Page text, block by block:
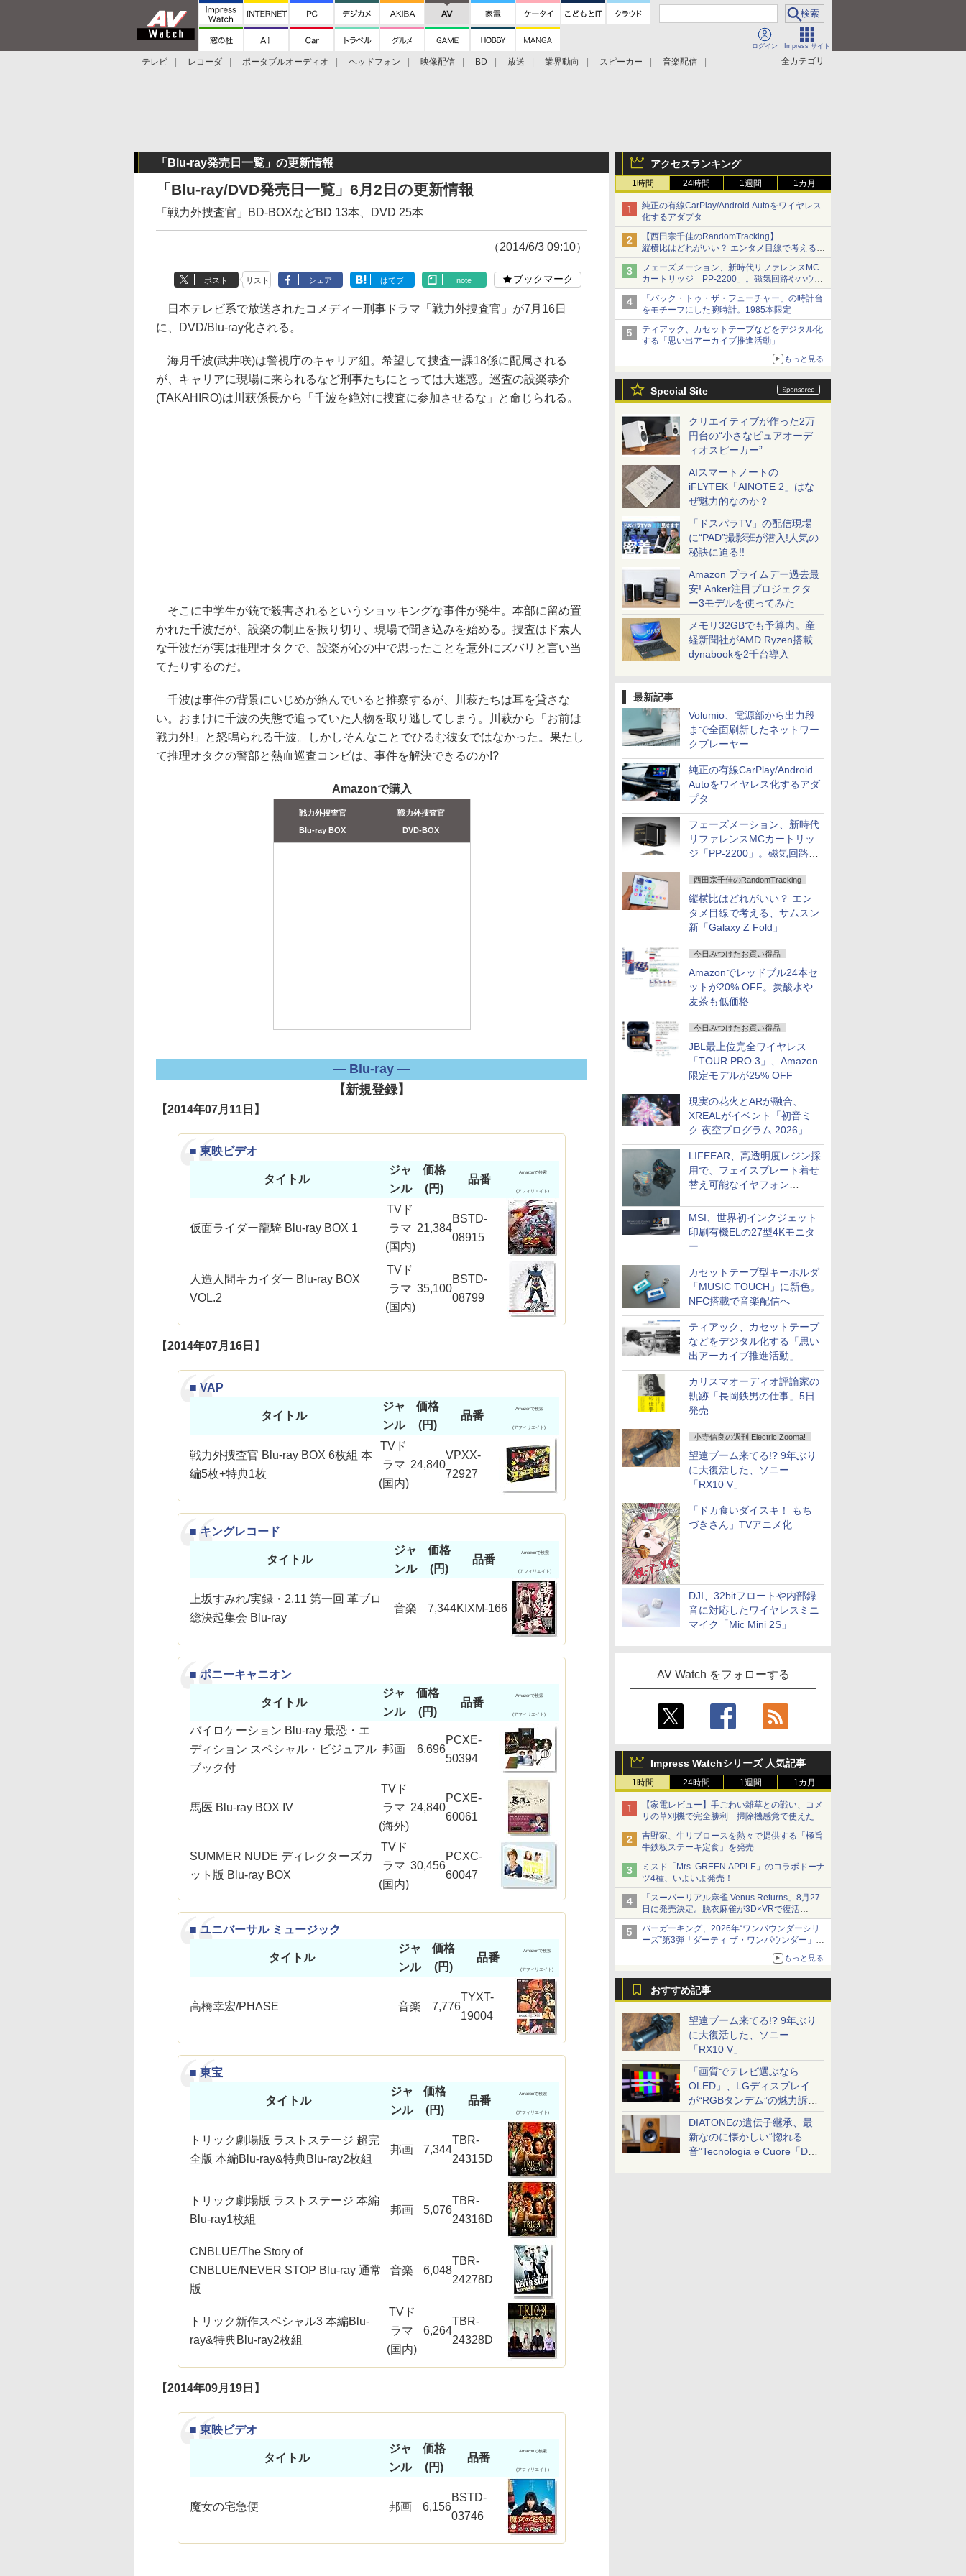
ログイン Impress サイト
全カテゴリ
テレビ レコーダ ポータブルオーディオ ヘッドフォン 映像配信 BD 放送 業界動向 スピーカー
音楽配信
アクセスランキング
1時間 24時間 1週間 1カ月
純正の有線CarPlay/Android Autoをワイヤレス
化するアダプタ
【西田宗千佳のRandomTracking】
縦横比はどれがいい？ エンタメ目線で考える、
サムスン新「Galaxy Z Fold」
フェーズメーション、新時代リファレンスMC
カートリッジ「PP-2200」。磁気回路やハウジ
ングを根本から見直し
「バック・トゥ・ザ・フューチャー」の時計台
をモチーフにした腕時計。1985本限定
ティアック、カセットテープなどをデジタル化
する「思い出アーカイブ推進活動」
もっと見る
Special Site
クリエイティブが作った2万
円台の“小さなピュアオーデ
ィオスピーカー”
AIスマートノートの
iFLYTEK「AINOTE 2」はな
ぜ魅力的なのか？
「ドスパラTV」の配信現場
に“PAD”撮影班が潜入!人気の
秘訣に迫る!!
Amazon プライムデー過去最
安! Anker注目プロジェクタ
ー3モデルを使ってみた
メモリ32GBでも予算内。産
経新聞社がAMD Ryzen搭載
dynabookを2千台導入
最新記事
Volumio、電源部から出力段
まで全面刷新したネットワー
クプレーヤー
「Primo（2026）」
純正の有線CarPlay/Android
Autoをワイヤレス化するアダ
プタ
フェーズメーション、新時代
リファレンスMCカートリッ
ジ「PP-2200」。磁気回路や
ハウジングを根本から見直し
西田宗千佳のRandomTracking
縦横比はどれがいい？ エン
タメ目線で考える、サムスン
新「Galaxy Z Fold」
今日みつけたお買い得品
Amazonでレッドブル24本セ
ットが20% OFF。炭酸水や
麦茶も低価格
今日みつけたお買い得品
JBL最上位完全ワイヤレス
「TOUR PRO 3」、Amazon
限定モデルが25% OFF
現実の花火とARが融合、
XREALがイベント「初音ミ
ク 夜空プログラム 2026」
LIFEEAR、高透明度レジン採
用で、フェイスプレート着せ
替え可能なイヤフォン
MSI、世界初インクジェット
印刷有機ELの27型4Kモニタ
ー
カセットテープ型キーホルダ
「MUSIC TOUCH」に新色。
NFC搭載で音楽配信へ
ティアック、カセットテープ
などをデジタル化する「思い
出アーカイブ推進活動」
カリスマオーディオ評論家の
軌跡「長岡鉄男の仕事」5日
発売
小寺信良の週刊 Electric Zooma!
望遠ブーム来てる!? 9年ぶり
に大復活した、ソニー
「RX10 V」
「ドカ食いダイスキ！ もち
づきさん」TVアニメ化
DJI、32bitフロートや内部録
音に対応したワイヤレスミニ
マイク「Mic Mini 2S」
AV Watch をフォローする
Impress Watchシリーズ 人気記事
1時間 24時間 1週間 1カ月
【家電レビュー】手ごわい雑草との戦い、コメ
リの草刈機で完全勝利 掃除機感覚で使えた
吉野家、牛リブロースを熱々で提供する「極旨
牛鉄板ステーキ定食」を発売
ミスド「Mrs. GREEN APPLE」のコラボドーナ
ツ4種、いよいよ発売！
「スーパーリアル麻雀 Venus Returns」8月27
日に発売決定。脱衣麻雀が3D×VRで復活
発売から2週間は20%オフになるセールが実施
バーガーキング、2026年“ワンパウンダーシリ
ーズ”第3弾「ダーティ ザ・ワンパウンダー」を
「特製ガーリックマヨソース」を使用した超大
もっと見る
おすすめ記事
望遠ブーム来てる!? 9年ぶり
に大復活した、ソニー
「RX10 V」
「画質でテレビ選ぶなら
OLED」、LGディスプレイ
が“RGBタンデム”の魅力訴
求。液晶とのガチ比較も
DIATONEの遺伝子継承、最
新なのに懐かしい“惚れる
音”Tecnologia e Cuore「DS-
「Blu-ray発売日一覧」の更新情報
「Blu-ray/DVD発売日一覧」6月2日の更新情報
「戦力外捜査官」BD-BOXなどBD 13本、DVD 25本
（2014/6/3 09:10）
ポスト リスト シェア はてブ note ブックマーク
日本テレビ系で放送されたコメディー刑事ドラマ「戦力外捜査官」が7月16日
に、DVD/Blu-ray化される。
海月千波(武井咲)は警視庁のキャリア組。希望して捜査一課18係に配属される
が、キャリアに現場に来られるなど刑事たちにとっては大迷惑。巡査の設楽恭介
(TAKAHIRO)は川萩係長から「千波を絶対に捜査に参加させるな」と命じられる。
そこに中学生が銃で殺害されるというショッキングな事件が発生。本部に留め置
かれた千波だが、設楽の制止を振り切り、現場で聞き込みを始める。捜査はド素人
な千波だが実は推理オタクで、設楽が心の中で思ったことを意外にズバリと言い当
てたりするのだ。
千波は事件の背景にいじめが絡んでいると推察するが、川萩たちは耳を貸さな
い。おまけに千波の失態で追っていた人物を取り逃してしまう。川萩から「お前は
戦力外!」と怒鳴られる千波。しかしそんなことでひるむ彼女ではなかった。果たし
て推理オタクの警部と熱血巡査コンビは、事件を解決できるのか!?
Amazonで購入
戦力外捜査官
Blu-ray BOX
戦力外捜査官
DVD-BOX
― Blu-ray ―
【新規登録】
【2014年07月11日】
■ 東映ビデオ
タイトル
ジャ
ンル
価格
(円)
品番
Amazonで検索
(アフィリエイト)
仮面ライダー龍騎 Blu-ray BOX 1
TVド
ラマ
(国内)
21,384
BSTD-
08915
人造人間キカイダー Blu-ray BOX
VOL.2
TVド
ラマ
(国内)
35,100
BSTD-
08799
【2014年07月16日】
■ VAP
タイトル
ジャ
ンル
価格
(円)
品番
Amazonで検索
(アフィリエイト)
戦力外捜査官 Blu-ray BOX 6枚組 本
編5枚+特典1枚
TVド
ラマ
(国内)
24,840
VPXX-
72927
■ キングレコード
タイトル
ジャ
ンル
価格
(円)
品番
Amazonで検索
(アフィリエイト)
上坂すみれ/実録・2.11 第一回 革ブロ
総決起集会 Blu-ray
音楽 7,344KIXM-166
■ ポニーキャニオン
タイトル
ジャ
ンル
価格
(円)
品番
Amazonで検索
(アフィリエイト)
バイロケーション Blu-ray 最恐・エ
ディション スペシャル・ビジュアル
ブック付
邦画 6,696
PCXE-
50394
馬医 Blu-ray BOX IV
TVド
ラマ
(海外)
24,840
PCXE-
60061
SUMMER NUDE ディレクターズカ
ット版 Blu-ray BOX
TVド
ラマ
(国内)
30,456
PCXC-
60047
■ ユニバーサル ミュージック
タイトル
ジャ
ンル
価格
(円)
品番
Amazonで検索
(アフィリエイト)
高橋幸宏/PHASE 音楽 7,776
TYXT-
19004
■ 東宝
タイトル
ジャ
ンル
価格
(円)
品番
Amazonで検索
(アフィリエイト)
トリック劇場版 ラストステージ 超完
全版 本編Blu-ray&特典Blu-ray2枚組
邦画 7,344
TBR-
24315D
トリック劇場版 ラストステージ 本編
Blu-ray1枚組
邦画 5,076
TBR-
24316D
CNBLUE/The Story of
CNBLUE/NEVER STOP Blu-ray 通常
版
音楽 6,048
TBR-
24278D
トリック新作スペシャル3 本編Blu-
ray&特典Blu-ray2枚組
TVド
ラマ
(国内)
6,264
TBR-
24328D
【2014年09月19日】
■ 東映ビデオ
タイトル
ジャ
ンル
価格
(円)
品番
Amazonで検索
(アフィリエイト)
魔女の宅急便 邦画 6,156
BSTD-
03746